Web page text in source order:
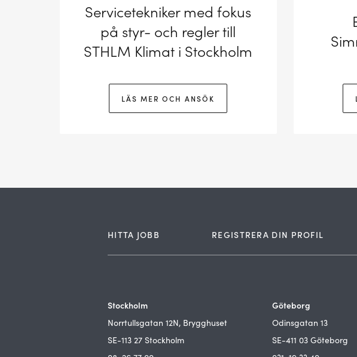
Servicetekniker med fokus
på styr- och regler till
STHLM Klimat i Stockholm
LÄS MER OCH ANSÖK
HITTA JOBB REGISTRERA DIN PROFIL
Stockholm
Norrtullsgatan 12N, Brygghuset
SE-113 27 Stockholm
Göteborg
Odinsgatan 13
SE-411 03 Göteborg